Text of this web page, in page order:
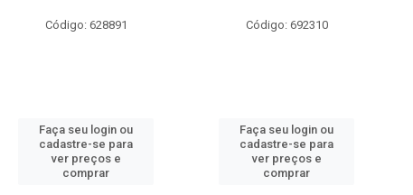
Código: 628891
Faça seu login ou
cadastre-se para
ver preços e
comprar
Código: 692310
Faça seu login ou
cadastre-se para
ver preços e
comprar